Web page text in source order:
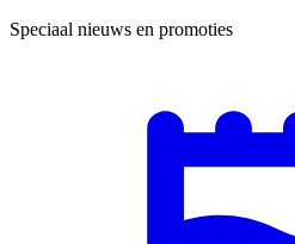
Speciaal nieuws en promoties